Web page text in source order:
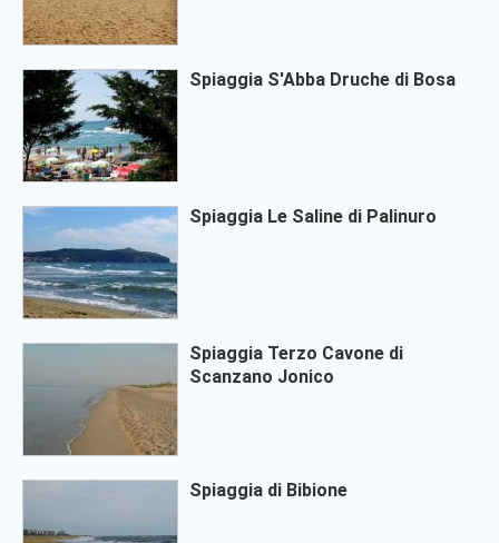
Spiaggia S'Abba Druche di Bosa
Spiaggia Le Saline di Palinuro
Spiaggia Terzo Cavone di
Scanzano Jonico
Spiaggia di Bibione